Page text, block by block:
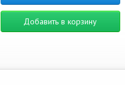
Добавить в корзину